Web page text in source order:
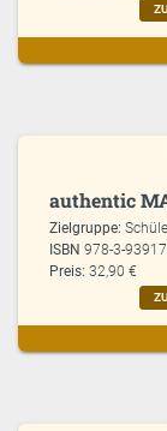
authentic
Zielgruppe:
ISBN978-3-
Preis: 32,90 €